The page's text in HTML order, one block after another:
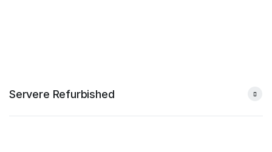
Servere Refurbished